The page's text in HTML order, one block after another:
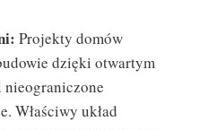
Projekty domów
dzięki otwartym
Właściwy układ